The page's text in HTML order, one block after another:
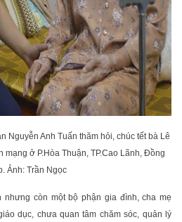
Nguyễn Anh Tuấn thăm hỏi, chúc tết bà Lê
mạng ở P.Hòa Thuận, TP.Cao Lãnh, Đồng
Ảnh: Trần Ngọc
nhưng còn một bộ phận gia đình, cha mẹ
dục, chưa quan tâm chăm sóc, quản lý